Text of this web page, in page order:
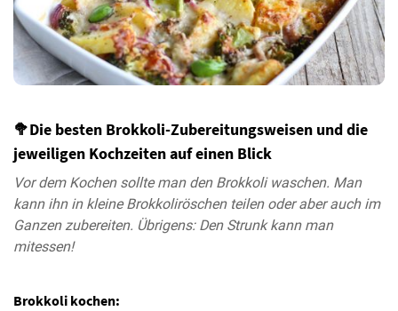
🥦Die besten Brokkoli-Zubereitungsweisen und die
jeweiligen Kochzeiten auf einen Blick
Vor dem Kochen sollte man den Brokkoli waschen. Man
kann ihn in kleine Brokkoliröschen teilen oder aber auch im
Ganzen zubereiten. Übrigens: Den Strunk kann man
mitessen!
Brokkoli kochen: